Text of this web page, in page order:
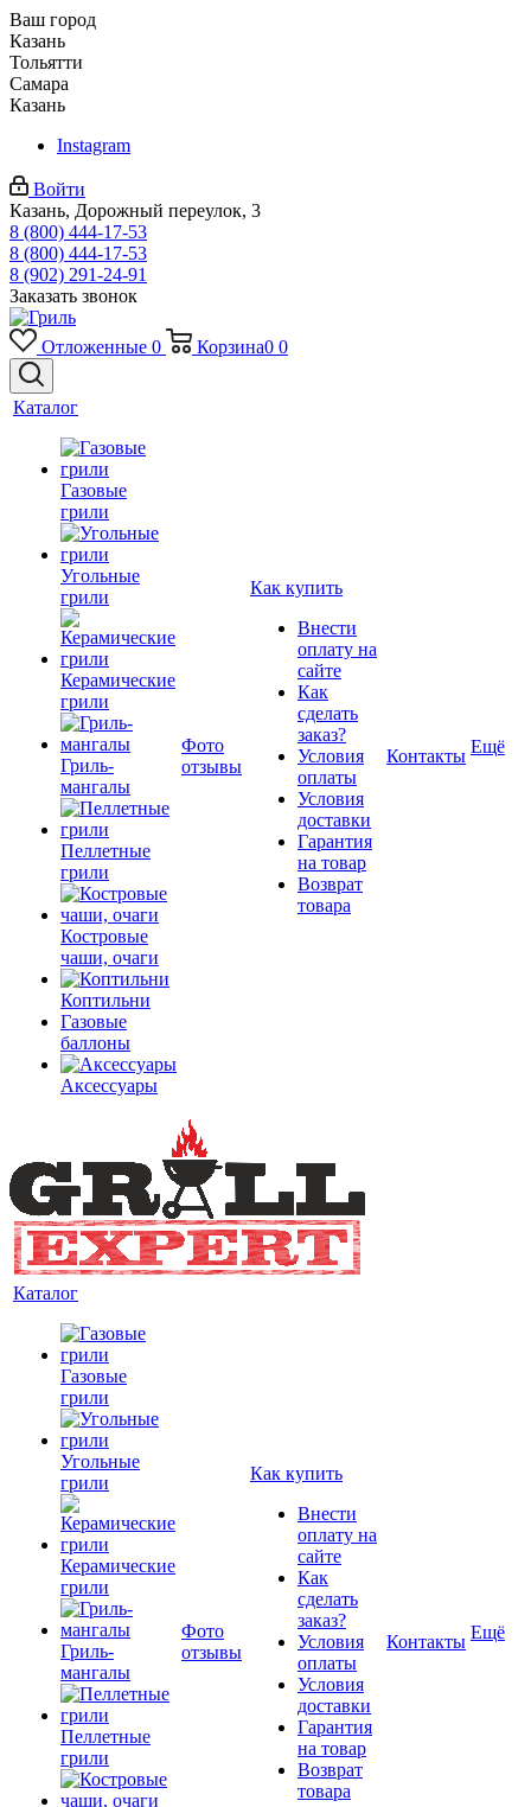
Ваш город
Казань
Тольятти
Самара
Казань
Instagram
Войти
Казань, Дорожный переулок, 3
8 (800) 444-17-53
8 (800) 444-17-53
8 (902) 291-24-91
Заказать звонок
Отложенные 0 Корзина0 0
Каталог
Газовые
грили
Угольные
грили
Керамические
грили
Гриль-
мангалы
Пеллетные
грили
Костровые
чаши, очаги
Коптильни
Газовые
баллоны
Аксессуары
Фото
отзывы
Как купить
Внести
оплату на
сайте
Как
сделать
заказ?
Условия
оплаты
Условия
доставки
Гарантия
на товар
Возврат
товара
Контакты Ещё
Каталог
Газовые
грили
Угольные
грили
Керамические
грили
Гриль-
мангалы
Пеллетные
грили
Фото
отзывы
Как купить
Внести
оплату на
сайте
Как
сделать
заказ?
Условия
оплаты
Условия
доставки
Гарантия
на товар
Возврат
товара
Контакты Ещё